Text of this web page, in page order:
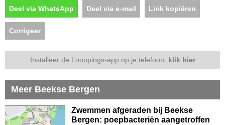
Deel via WhatsApp Deel via e-mail Link kopiëren
Corrigeer
Installeer de Looopings-app op je telefoon: klik hier
Meer Beekse Bergen
Zwemmen afgeraden bij Beekse
Bergen: poepbacteriën aangetroffen